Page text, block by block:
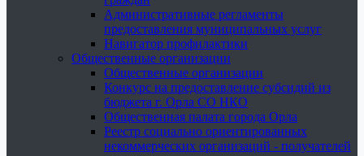
Административные регламенты
предоставления муниципальных услуг
Навигатор профилактики
Общественные организации
Общественные организации
Конкурс на предоставление субсидий из
бюджета г. Орла СО НКО
Общественная палата города Орла
Реестр социально ориентированных
некоммерческих организаций - получателей